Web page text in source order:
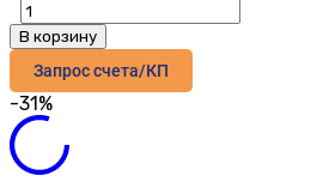
В корзину
Запрос счета/КП
-31%